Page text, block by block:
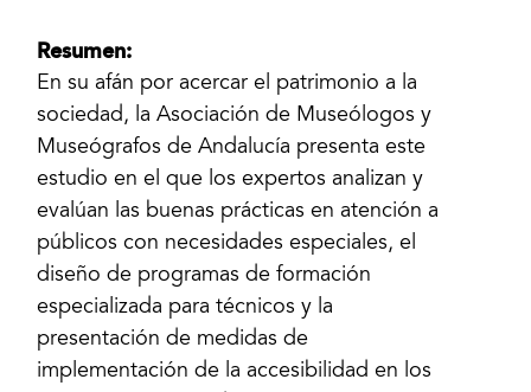
Resumen:
En su afán por acercar el patrimonio a la
sociedad, la Asociación de Museólogos y
Museógrafos de Andalucía presenta este
estudio en el que los expertos analizan y
evalúan las buenas prácticas en atención a
públicos con necesidades especiales, el
diseño de programas de formación
especializada para técnicos y la
presentación de medidas de
implementación de la accesibilidad en los